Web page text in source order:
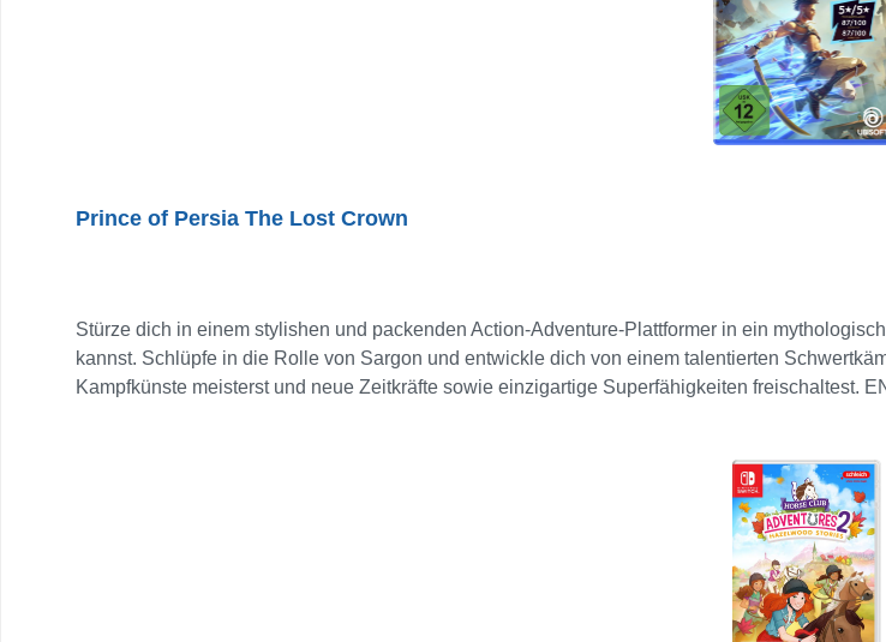
Prince of Persia The Lost Crown
Stürze dich in einem stylishen und packenden Action-Adventure-Plattformer in ein
kannst. Schlüpfe in die Rolle von Sargon und entwickle dich von einem talentierten
Kampfkünste meisterst und neue Zeitkräfte sowie einzigartige Superfähigkeiten freischaltest.
verschiedene, detailreiche Biome – jedes mit seiner eigenen Identität und voller Wunder und
fesselnde und originelle Geschichte in einer fantastischen Welt der persischen Mythen,